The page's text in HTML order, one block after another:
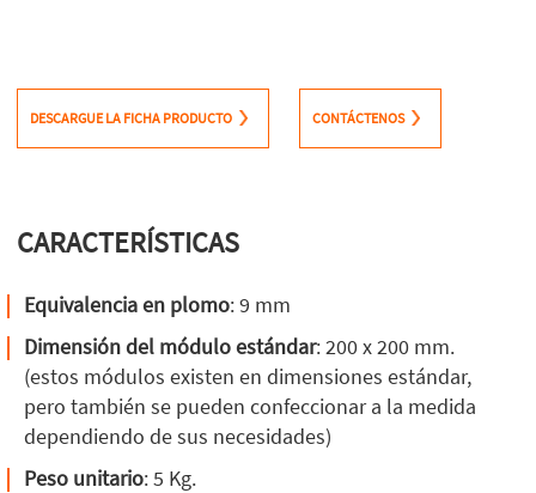
DESCARGUE LA FICHA PRODUCTO CONTÁCTENOS
CARACTERÍSTICAS
Equivalencia en plomo: 9 mm
Dimensión del módulo estándar: 200 x 200 mm.
(estos módulos existen en dimensiones estándar,
pero también se pueden confeccionar a la medida
dependiendo de sus necesidades)
Peso unitario: 5 Kg.